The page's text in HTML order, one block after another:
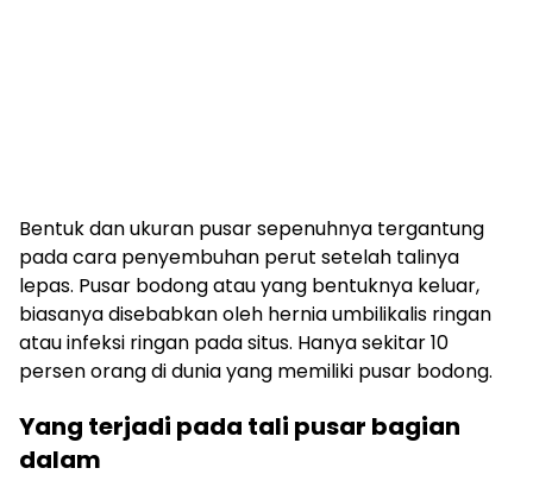
Bentuk dan ukuran pusar sepenuhnya tergantung
pada cara penyembuhan perut setelah talinya
lepas. Pusar bodong atau yang bentuknya keluar,
biasanya disebabkan oleh hernia umbilikalis ringan
atau infeksi ringan pada situs. Hanya sekitar 10
persen orang di dunia yang memiliki pusar bodong.
Yang terjadi pada tali pusar bagian
dalam